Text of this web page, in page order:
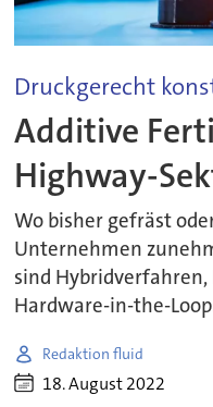
Druckgerecht
Additive
Highway-
Wo bisher gefräst
Unternehmen
sind
Hardware-in-the-
Redaktion fluid
18. August 2022